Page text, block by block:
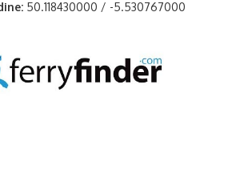
50.118430000 / -5.530767000